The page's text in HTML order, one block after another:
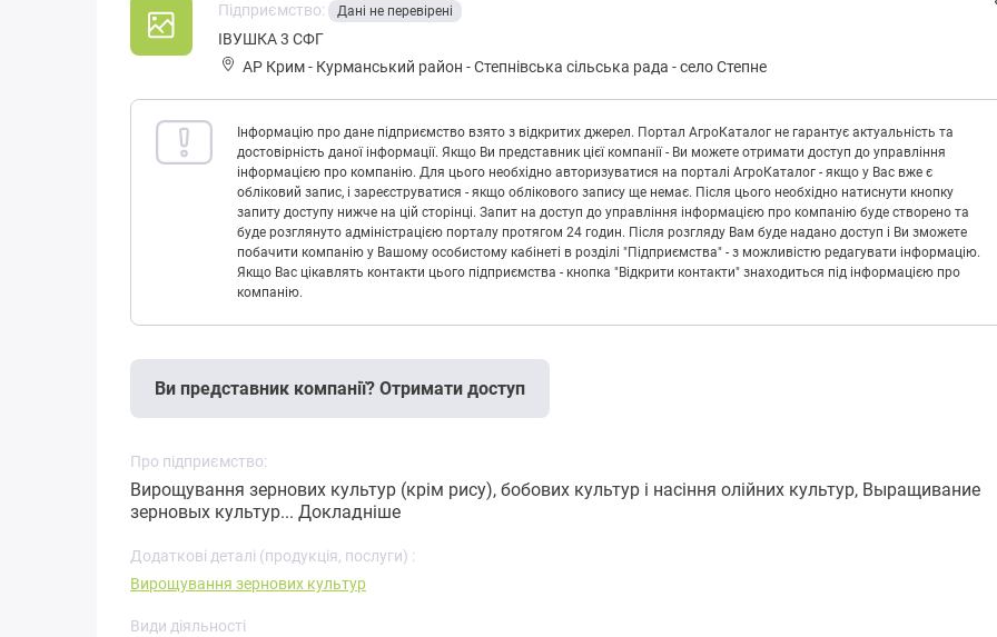
Підприємство: Дані не перевірені
ІВУШКА 3 СФГ
АР Крим- Курманський район -Степнівська сільська рада -село Степне
Інформацію про дане підприємство взято з відкритих джерел. Портал АгроКаталог не гарантує актуальність та
достовірність даної інформації. Якщо Ви представник цієї компанії - Ви можете отримати доступ до управління
інформацією про компанію. Для цього необхідно авторизуватися на порталі АгроКаталог - якщо у Вас вже є
обліковий запис, і зареєструватися - якщо облікового запису ще немає. Після цього необхідно натиснути кнопку
запиту доступу нижче на цій сторінці. Запит на доступ до управління інформацією про компанію буде створено та
буде розглянуто адміністрацією порталу протягом 24 годин. Після розгляду Вам буде надано доступ і Ви зможете
побачити компанію у Вашому особистому кабінеті в розділі "Підприємства" - з можливістю редагувати інформацію.
Якщо Вас цікавлять контакти цього підприємства - кнопка "Відкрити контакти" знаходиться під інформацією про
компанію.
Ви представник компанії? Отримати доступ
Про підприємство:
Вирощування зернових культур (крім рису), бобових культур і насіння олійних культур, Выращивание
зерновых культур... Докладніше
Додаткові деталі (продукція, послуги) :
Вирощування зернових культур
Види діяльності